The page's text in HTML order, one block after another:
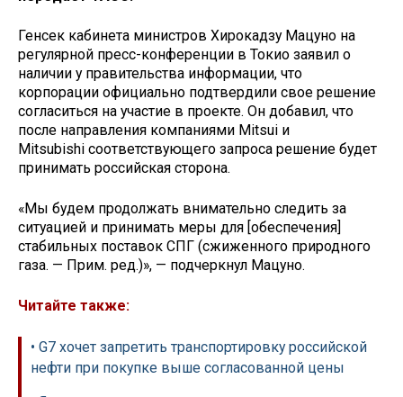
Генсек кабинета министров Хирокадзу Мацуно на
регулярной пресс-конференции в Токио заявил о
наличии у правительства информации, что
корпорации официально подтвердили свое решение
согласиться на участие в проекте. Он добавил, что
после направления компаниями Mitsui и
Mitsubishi соответствующего запроса решение будет
принимать российская сторона.
«Мы будем продолжать внимательно следить за
ситуацией и принимать меры для [обеспечения]
стабильных поставок СПГ (сжиженного природного
газа. — Прим. ред.)», — подчеркнул Мацуно.
Читайте также:
• G7 хочет запретить транспортировку российской
нефти при покупке выше согласованной цены